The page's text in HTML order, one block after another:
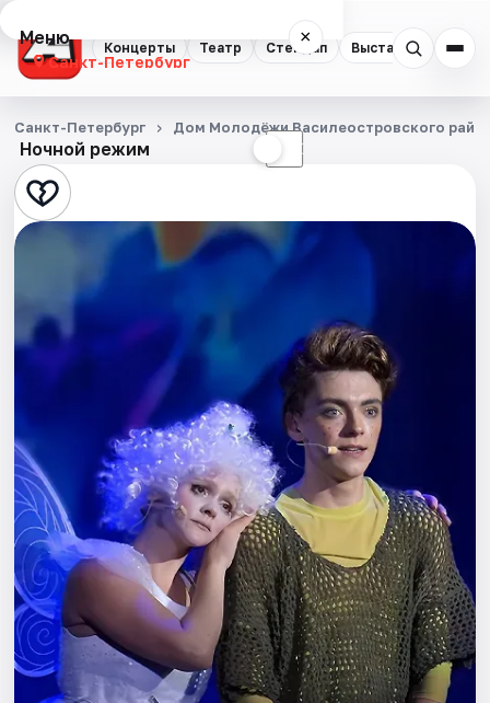
Концерты Театр Стендап Выставки
Меню ×
Санкт-Петербург
Концерты
Театр
Стендап
Квесты
Экскурсии
Спорт
События
Города
Площадки
Артисты
Рейтинги
Ночной режим ☾
Санкт-Петербург Дом Молодёжи Василеостровского